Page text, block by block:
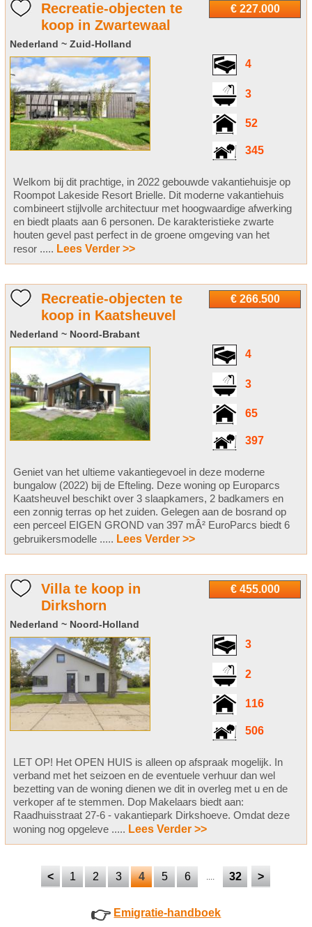
€ 227.000
Recreatie-objecten te
koop in Zwartewaal
Nederland ~ Zuid-Holland
4
3
52
345
Welkom bij dit prachtige, in 2022 gebouwde vakantiehuisje op
Roompot Lakeside Resort Brielle. Dit moderne vakantiehuis
combineert stijlvolle architectuur met hoogwaardige afwerking
en biedt plaats aan 6 personen. De karakteristieke zwarte
houten gevel past perfect in de groene omgeving van het
resor ..... Lees Verder >>
€ 266.500
Recreatie-objecten te
koop in Kaatsheuvel
Nederland ~ Noord-Brabant
4
3
65
397
Geniet van het ultieme vakantiegevoel in deze moderne
bungalow (2022) bij de Efteling. Deze woning op Europarcs
Kaatsheuvel beschikt over 3 slaapkamers, 2 badkamers en
een zonnig terras op het zuiden. Gelegen aan de bosrand op
een perceel EIGEN GROND van 397 mÂ² EuroParcs biedt 6
gebruikersmodelle ..... Lees Verder >>
€ 455.000
Villa te koop in
Dirkshorn
Nederland ~ Noord-Holland
3
2
116
506
LET OP! Het OPEN HUIS is alleen op afspraak mogelijk. In
verband met het seizoen en de eventuele verhuur dan wel
bezetting van de woning dienen we dit in overleg met u en de
verkoper af te stemmen. Dop Makelaars biedt aan:
Raadhuisstraat 27-6 - vakantiepark Dirkshoeve. Omdat deze
woning nog opgeleve ..... Lees Verder >>
< 1 2 3 4 5 6 .... 32 >
👉 Emigratie-handboek